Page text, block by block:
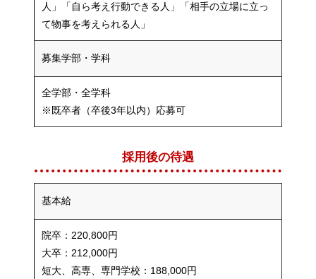
人」「自ら考え行動できる人」「相手の立場に立っ
て物事を考えられる人」
募集学部・学科
全学部・全学科
※既卒者（卒後3年以内）応募可
採用後の待遇
基本給
院卒：220,800円
大卒：212,000円
短大、高専、専門学校：188,000円